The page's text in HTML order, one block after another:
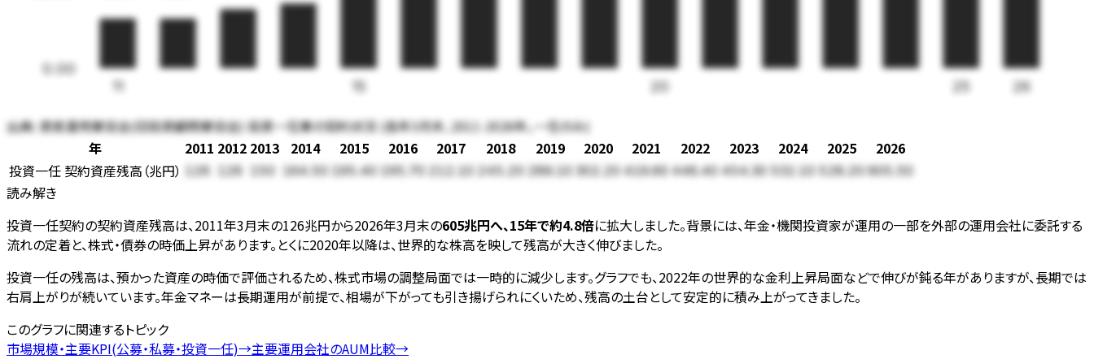
0.00
11 15 20 25 26
出典:資産運用業協会(旧投資顧問業協会) 投資一任業の契約状況 (各年3月末、2011-2026年。一任のみ)
年
2011 2012 2013 2014 2015 2016 2017 2018 2019 2020 2021 2022 2023 2024 2025
2026
投資一任 契約資産残高 （兆円） 126 126 150 164.50 195.40 195.70 212.10 245.20 289.10 302.20 419.60 446.40 454.30 532.10 528.20 605.50
読み解き
投資一任契約の契約資産残高は、2011年3月末の126兆円から2026年3月末の605兆円へ、15年で約4.8倍に拡大しました。背景には、年金・機関投資家が運用の一部を外部の運用会社に委託する
流れの定着と、株式・債券の時価上昇があります。とくに2020年以降は、世界的な株高を映して残高が大きく伸びました。
投資一任の残高は、預かった資産の時価で評価されるため、株式市場の調整局面では一時的に減少します。グラフでも、2022年の世界的な金利上昇局面などで伸びが鈍る年がありますが、長期では
右肩上がりが続いています。年金マネーは長期運用が前提で、相場が下がっても引き揚げられにくいため、残高の土台として安定的に積み上がってきました。
このグラフに関連するトピック
市場規模・主要KPI(公募・私募・投資一任)→主要運用会社のAUM比較→